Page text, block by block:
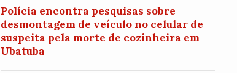
Polícia encontra pesquisas sobre
desmontagem de veículo no celular de
suspeita pela morte de cozinheira em
Ubatuba